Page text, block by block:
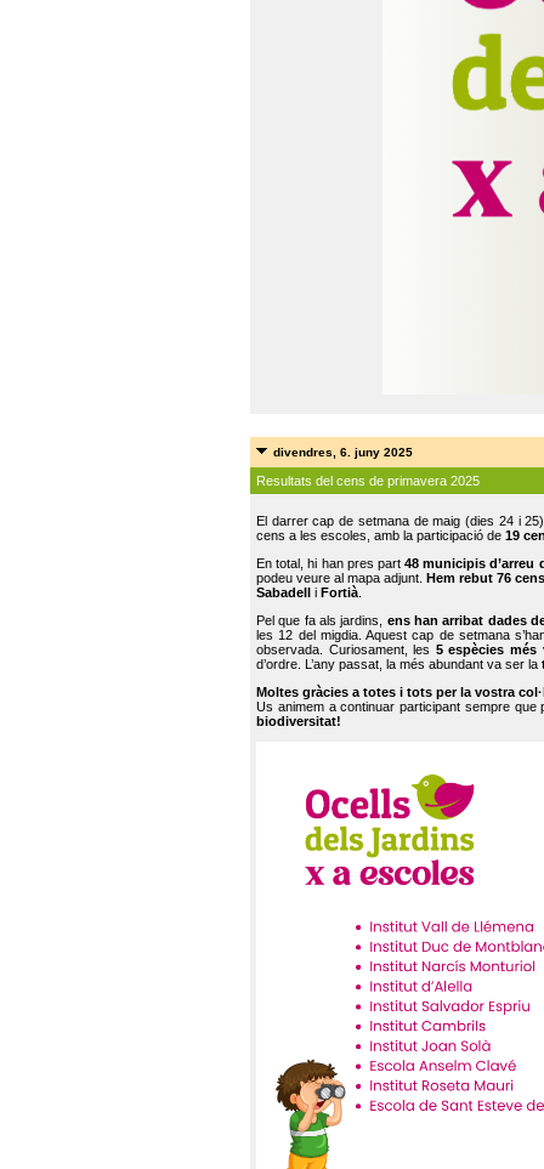
divendres, 6. juny 2025
Resultats del cens de primavera 2025
El darrer cap de setmana de maig (dies 24 i
cens a les escoles, amb la participació de 19
En total, hi han pres part48 municipis d’arreu
podeu veure al mapa adjunt. Hem rebut 76
Sabadell
i Fortià.
Pel que fa als jardins, ens han arribat dades
les 12 del migdia. Aquest cap de setmana
observada. Curiosament, les 5 espècies més
d’ordre. L’any passat, la més abundant va ser la
Moltes gràcies a totes i tots per la vostra
Us animem a continuar participant sempre que
biodiversitat!